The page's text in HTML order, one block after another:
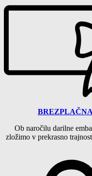
BREZPLAČNA
Ob naročilu darilne
zložimov prekrasno